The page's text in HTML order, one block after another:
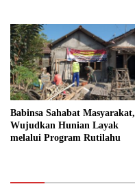
ROYONG DAN
KEMANUNGGALAN TNI-
RAKYAT
Babinsa Sahabat Masyarakat,
Wujudkan Hunian Layak
melalui Program Rutilahu